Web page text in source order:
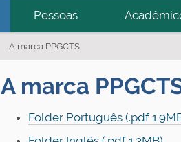
Pessoas
A marca PPGCTS
A marca
Folder Português (.pdf